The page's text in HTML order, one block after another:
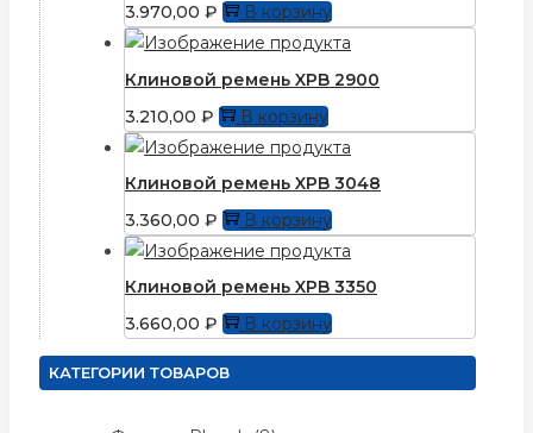
3.970,00 ₽ В корзину
Клиновой ремень XPB 2900
3.210,00 ₽ В корзину
Клиновой ремень XPB 3048
3.360,00 ₽ В корзину
Клиновой ремень XPB 3350
3.660,00 ₽ В корзину
КАТЕГОРИИ ТОВАРОВ